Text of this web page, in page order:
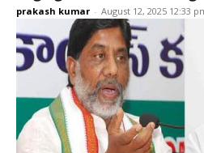
prakash kumar - August 12, 2025 12:33